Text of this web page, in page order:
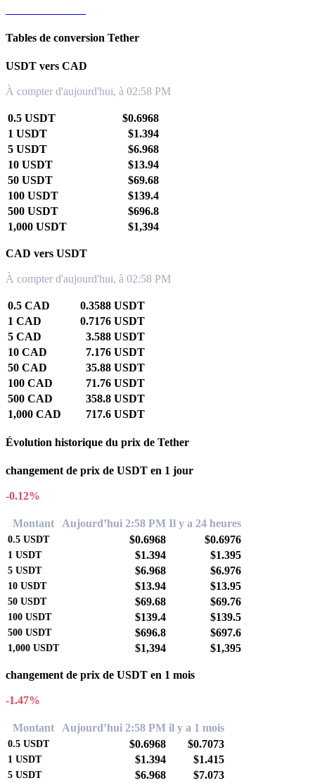
Tables de conversion Tether
USDT vers CAD
À compter d'aujourd'hui, à 02:58 PM
0.5 USDT
$0.6968
1 USDT
$1.394
5 USDT
$6.968
10 USDT
$13.94
50 USDT
$69.68
100 USDT
$139.4
500 USDT
$696.8
1,000 USDT
$1,394
CAD vers USDT
À compter d'aujourd'hui, à 02:58 PM
0.5 CAD
0.3588 USDT
1 CAD
0.7176 USDT
5 CAD
3.588 USDT
10 CAD
7.176 USDT
50 CAD
35.88 USDT
100 CAD
71.76 USDT
500 CAD
358.8 USDT
1,000 CAD
717.6 USDT
Évolution historique du prix de Tether
changement de prix de USDT en 1 jour
-0.12%
Montant Aujourd’hui 2:58 PM Il y a 24 heures
0.5 USDT $0.6968 $0.6976
1 USDT $1.394 $1.395
5 USDT $6.968 $6.976
10 USDT $13.94 $13.95
50 USDT $69.68 $69.76
100 USDT $139.4 $139.5
500 USDT $696.8 $697.6
1,000 USDT $1,394 $1,395
changement de prix de USDT en 1 mois
-1.47%
Montant Aujourd’hui 2:58 PM il y a 1 mois
0.5 USDT $0.6968 $0.7073
1 USDT $1.394 $1.415
5 USDT $6.968 $7.073